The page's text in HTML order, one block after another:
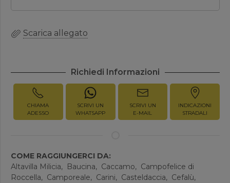
Scarica allegato
Richiedi Informazioni
CHIAMA
ADESSO
SCRIVI UN
WHATSAPP
SCRIVI UN
E-MAIL
INDICAZIONI
STRADALI
COME RAGGIUNGERCI DA:
Altavilla Milicia,
Baucina, Caccamo, Campofelice di
Roccella, Camporeale, Carini, Casteldaccia, Cefalù,